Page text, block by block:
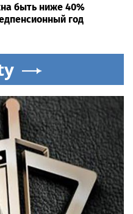
быть ниже 40%
год